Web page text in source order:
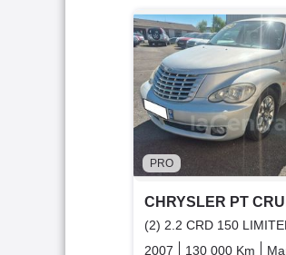
PRO
CHRYSLER PT
(2) 2.2 CRD 150
2007
130 000 Km